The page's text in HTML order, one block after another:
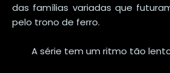
das famílias variadas que
pelo trono de ferro.
A série tem um ritmo tão